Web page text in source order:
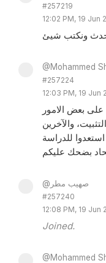
#257219
12:02 PM, 19 Jun
ونكتب شيئ
@Mohammed
#257224
12:03 PM, 19 Jun
سيتم التثبيت، والآخرين
للدراسة
بضحك عليكم
@صهيب مطر
#257240
12:08 PM, 19 Jun
Joined.
@Mohammed